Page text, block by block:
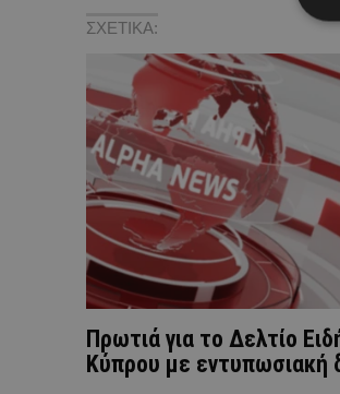
ΣΧΕΤΙΚΑ:
Πρωτιά για το Δελτίο
Κύπρου με εντυπωσιακή